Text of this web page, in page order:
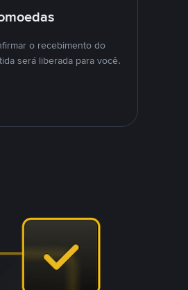
o recebimento do
será liberada para você.